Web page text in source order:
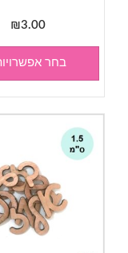
₪3.00
בחר